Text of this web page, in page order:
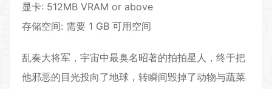
显卡: 512MB VRAM or above
存储空间: 需要 1 GB 可用空间
乱奏大将军，宇宙中最臭名昭著的拍拍星人，终于把
他邪恶的目光投向了地球，转瞬间毁掉了动物与蔬菜